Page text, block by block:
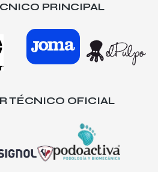
PRINCIPAL
TÉCNICO OFICIAL